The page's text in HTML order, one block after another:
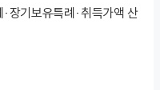
장기보유특례·취득가액 산